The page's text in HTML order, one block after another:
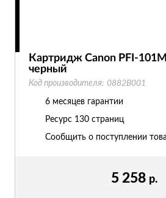
5 258 р.
Картридж Canon PFI-
черный
Код производителя: 0882B001
6 месяцев гарантии
Ресурс 130 страниц
Сообщить о поступлении